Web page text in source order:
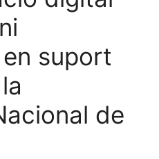
suport
de